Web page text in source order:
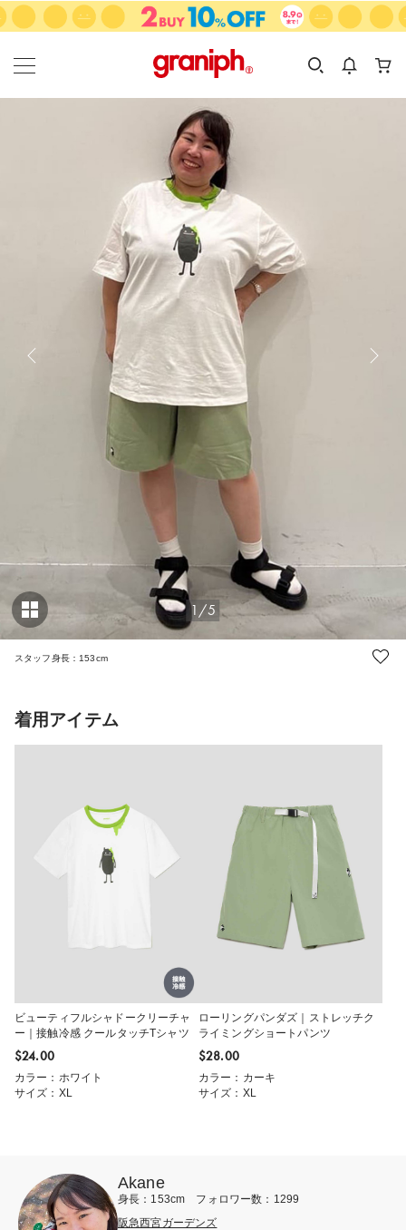
カテゴリーから探す
KIDS
カテゴリ
サイズ
1/5
スタッフ身長：153cm
着用アイテム
ビューティフルシャドークリーチャ
ー｜接触冷感 クールタッチTシャツ
$‌24.00
カラー：ホワイト
サイズ：XL
ローリングパンダズ｜ストレッチク
ライミングショートパンツ
$‌28.00
カラー：カーキ
サイズ：XL
Akane
身長：153cm フォロワー数：1299
阪急西宮ガーデンズ